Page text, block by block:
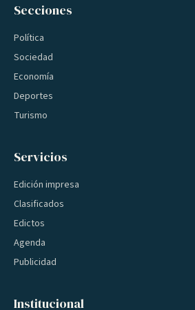
Secciones
Política
Sociedad
Economía
Deportes
Turismo
Servicios
Edición impresa
Clasificados
Edictos
Agenda
Publicidad
Institucional